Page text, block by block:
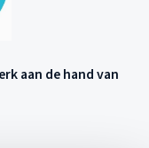
aan de hand van